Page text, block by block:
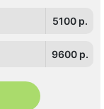
5100 p.
9600 p.